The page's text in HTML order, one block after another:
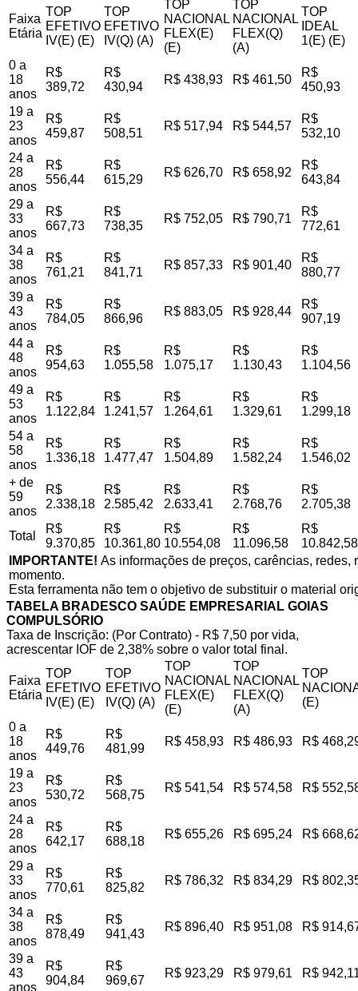
Faixa
Etária
TOP
EFETIVO
IV(E) (E)
TOP
EFETIVO
IV(Q) (A)
TOP
NACIONAL
FLEX(E)
(E)
TOP
NACIONAL
FLEX(Q)
(A)
TOP
IDEAL
1(E) (E)
0 a
18
anos
R$
389,72
R$
430,94
R$ 438,93 R$ 461,50
R$
450,93
19 a
23
anos
R$
459,87
R$
508,51
R$ 517,94 R$ 544,57
R$
532,10
24 a
28
anos
R$
556,44
R$
615,29
R$ 626,70 R$ 658,92
R$
643,84
29 a
33
anos
R$
667,73
R$
738,35
R$ 752,05 R$ 790,71
R$
772,61
34 a
38
anos
R$
761,21
R$
841,71
R$ 857,33 R$ 901,40
R$
880,77
39 a
43
anos
R$
784,05
R$
866,96
R$ 883,05 R$ 928,44
R$
907,19
44 a
48
anos
R$
954,63
R$
1.055,58
R$
1.075,17
R$
1.130,43
R$
1.104,56
49 a
53
anos
R$
1.122,84
R$
1.241,57
R$
1.264,61
R$
1.329,61
R$
1.299,18
54 a
58
anos
R$
1.336,18
R$
1.477,47
R$
1.504,89
R$
1.582,24
R$
1.546,02
+ de
59
anos
R$
2.338,18
R$
2.585,42
R$
2.633,41
R$
2.768,76
R$
2.705,38
Total
R$
9.370,85
R$
10.361,80
R$
10.554,08
R$
11.096,58
R$
10.842,58
IMPORTANTE! As informações de preços, carências,
momento.
Esta ferramenta não tem o objetivo de substituir o material
TABELA BRADESCO SAÚDE EMPRESARIAL GOIAS
COMPULSÓRIO
Taxa de Inscrição: (Por Contrato) - R$ 7,50 por vida,
acrescentar IOF de 2,38% sobre o valor total final.
Faixa
Etária
TOP
EFETIVO
IV(E) (E)
TOP
EFETIVO
IV(Q) (A)
TOP
NACIONAL
FLEX(E)
(E)
TOP
NACIONAL
FLEX(Q)
(A)
TOP
(E)
0 a
18
anos
R$
449,76
R$
481,99
R$ 458,93 R$ 486,93 R$
19 a
23
anos
R$
530,72
R$
568,75
R$ 541,54 R$ 574,58 R$
24 a
28
anos
R$
642,17
R$
688,18
R$ 655,26 R$ 695,24 R$
29 a
33
anos
R$
770,61
R$
825,82
R$ 786,32 R$ 834,29 R$
34 a
38
anos
R$
878,49
R$
941,43
R$ 896,40 R$ 951,08 R$
39 a
43
anos
R$
904,84
R$
969,67
R$ 923,29 R$ 979,61 R$